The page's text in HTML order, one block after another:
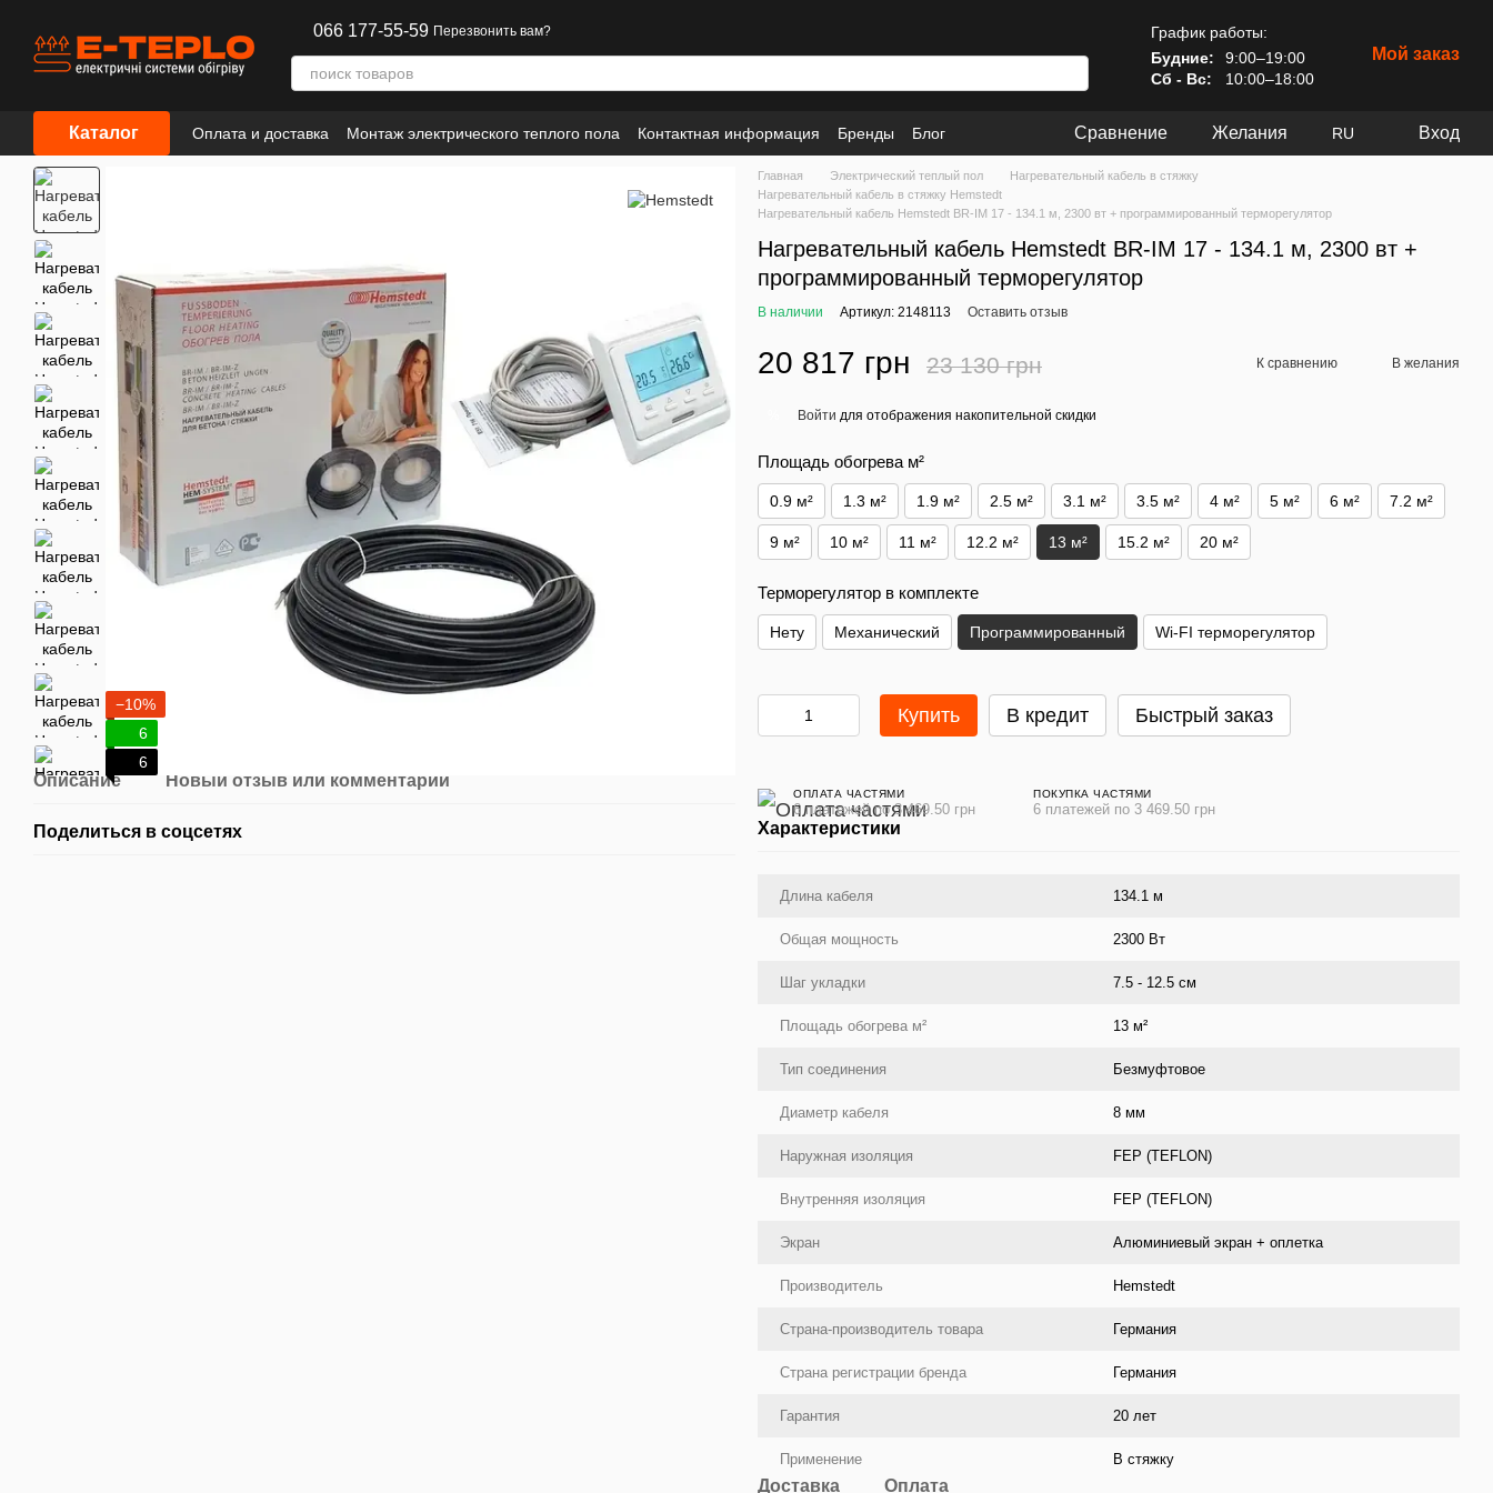
066 177-55-59 Перезвонить вам?
График работы:
Будние:
9:00–19:00
Сб - Вс:
10:00–18:00
Мой заказ
Каталог Оплата и доставка Монтаж электрического теплого пола Контактная информация Бренды
Блог
Сотрудничество
Информация
Сравнение Желания RU Вход
−10%
6
6
Описание Новый отзыв или комментарий
Поделиться в соцсетях
Главная Электрический теплый пол
Нагревательный кабель в стяжку
Нагревательный кабель в стяжку Hemstedt
Нагревательный кабель Hemstedt BR-IM 17 - 134.1 м, 2300 вт + программированный терморегулятор
Нагревательный кабель Hemstedt BR-IM 17 - 134.1 м, 2300 вт +
программированный терморегулятор
В наличии Артикул: 2148113 Оставить отзыв
20 817 грн 23 130 грн К сравнению В желания
Войти для отображения накопительной скидки
Площадь обогрева м²
0.9 м² 1.3 м² 1.9 м² 2.5 м² 3.1 м² 3.5 м² 4 м² 5 м² 6 м² 7.2 м²
9 м² 10 м² 11 м² 12.2 м² 13 м² 15.2 м² 20 м²
Терморегулятор в комплекте
Нету Механический Программированный Wi-FI терморегулятор
Купить В кредит Быстрый заказ
ОПЛАТА ЧАСТЯМИ
6 платежей по 3 469.50 грн
ПОКУПКА ЧАСТЯМИ
6 платежей по 3 469.50 грн
Характеристики
Длина кабеля 134.1 м
Общая мощность 2300 Вт
Шаг укладки 7.5 - 12.5 см
Площадь обогрева м² 13 м²
Тип соединения Безмуфтовое
Диаметр кабеля 8 мм
Наружная изоляция FEP (TEFLON)
Внутренняя изоляция FEP (TEFLON)
Экран Алюминиевый экран + оплетка
Производитель Hemstedt
Страна-производитель товара Германия
Страна регистрации бренда Германия
Гарантия 20 лет
Применение В стяжку
Доставка Оплата